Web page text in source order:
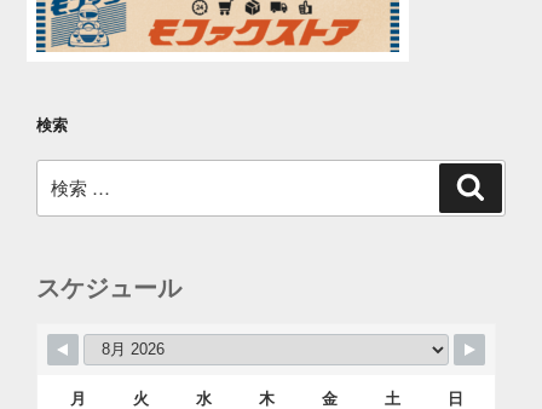
検索
索:
スケジュール
月 火 水 木 金 土 日